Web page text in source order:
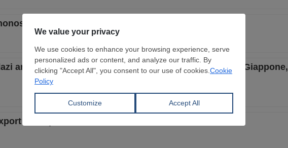
un mercato sempre più fermo
antidumping definitivi sui laminati a freddo da India, Giappone,
sotto pressione, ma aumenta l'attività di mercato